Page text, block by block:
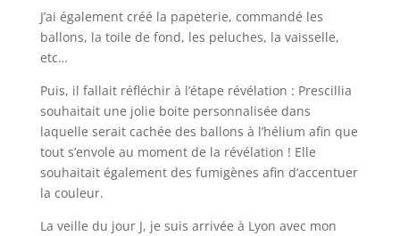
J’ai également créé la papeterie, commandé les
ballons, la toile de fond, les peluches, la vaisselle,
etc…
Puis, il fallait réfléchir à l’étape révélation : Prescillia
souhaitait une jolie boite personnalisée dans
laquelle serait cachée des ballons à l’hélium afin que
tout s’envole au moment de la révélation ! Elle
souhaitait également des fumigènes afin d’accentuer
la couleur.
La veille du jour J, je suis arrivée à Lyon avec mon